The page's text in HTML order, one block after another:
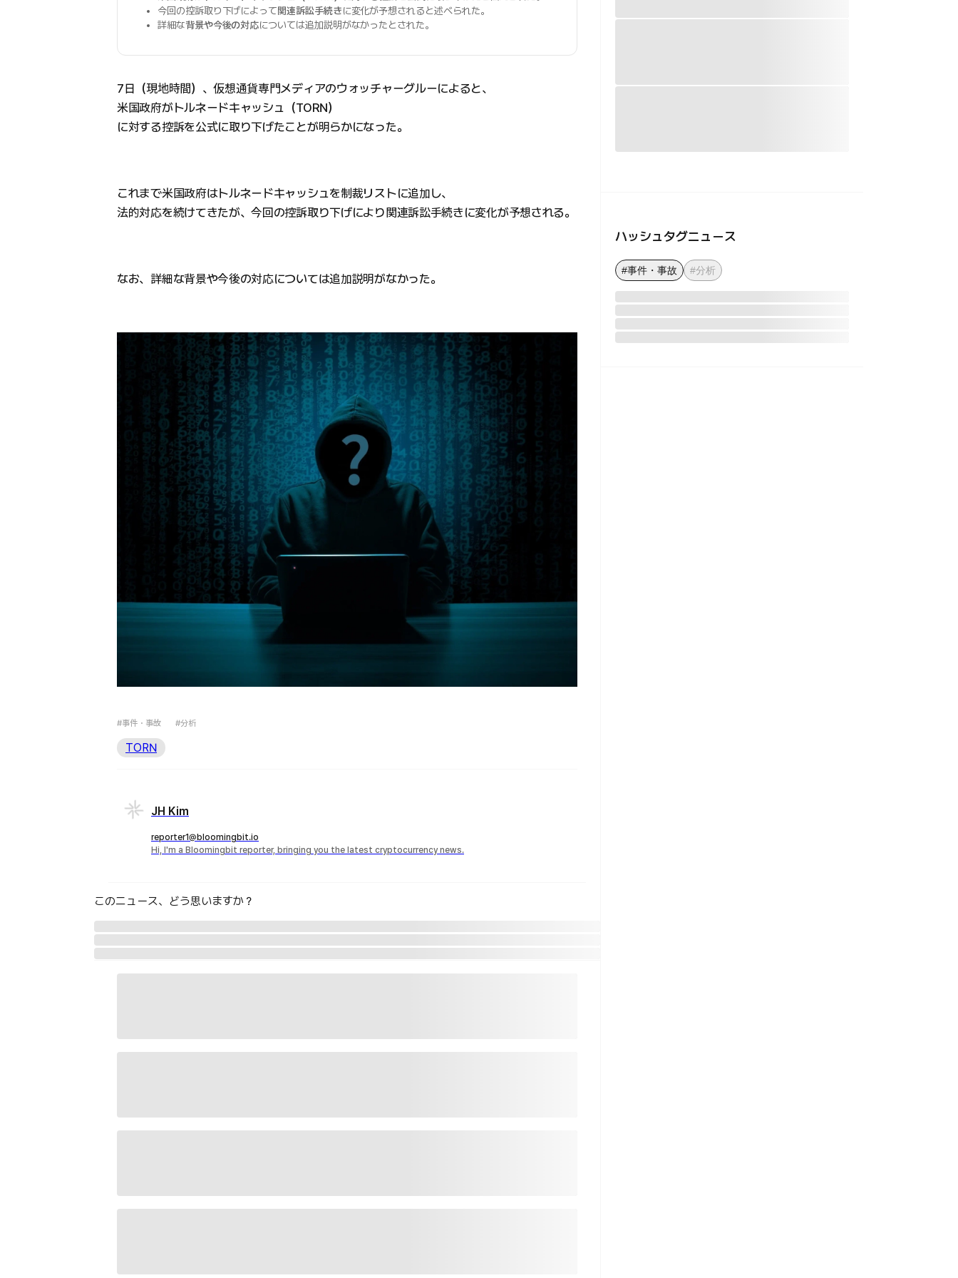
今回の控訴取り下げによって関連訴訟手続きに変化が予想されると述べられた。
詳細な背景や今後の対応については追加説明がなかったとされた。
7日（現地時間）、仮想通貨専門メディアのウォッチャーグルーによると、
米国政府がトルネードキャッシュ（TORN）
に対する控訴を公式に取り下げたことが明らかになった。
これまで米国政府はトルネードキャッシュを制裁リストに追加し、
法的対応を続けてきたが、今回の控訴取り下げにより関連訴訟手続きに変化が予想される。
なお、詳細な背景や今後の対応については追加説明がなかった。
#事件・事故 #分析
TORN
JH Kim
reporter1@bloomingbit.io
Hi, I'm a Bloomingbit reporter, bringing you the latest cryptocurrency news.
このニュース、どう思いますか？
ハッシュタグニュース
#事件・事故 #分析